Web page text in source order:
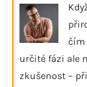
čím
určité fázi ale
zkušenost –